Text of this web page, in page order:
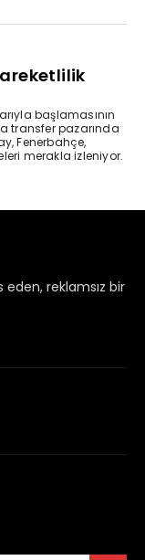
başlamasının
transfer pazarında
Fenerbahçe,
merakla izleniyor.
eden, reklamsız bir